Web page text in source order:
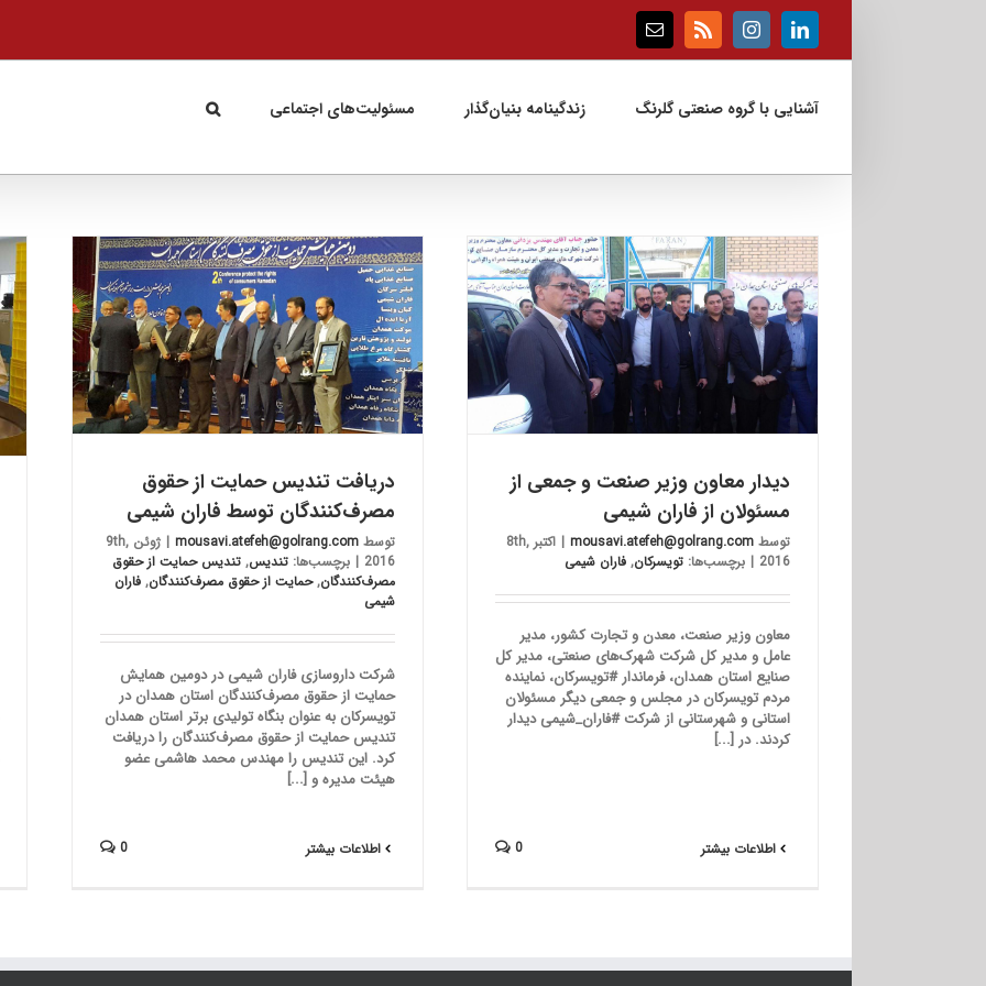
LinkedIn
Instagram
Rss
Email
آشنایی با گروه صنعتی گلرنگ زندگینامه بنیان‌گذار مسئولیت‌های اجتماعی
دیدار معاون وزیر صنعت و جمعی از مسئولان از
فاران شیمی
شرکت‌ها
دیدار معاون وزیر صنعت و جمعی از
مسئولان از فاران شیمی
توسط mousavi.atefeh@golrang.com
|
اکتبر 8th,
2016
| برچسب‌ها: تویسرکان, فاران شیمی
معاون وزیر صنعت، معدن و تجارت کشور، مدیر
عامل و مدیر کل شرکت شهرک‌های صنعتی، مدیر کل
صنایع استان همدان، فرماندار #تویسرکان، نماینده
مردم تویسرکان در مجلس و جمعی دیگر مسئولان
استانی و شهرستانی از شرکت #فاران_شیمی دیدار
کردند. در [...]
اطلاعات بیشتر 0
دریافت تندیس حمایت از حقوق
مصرف‌کنندگان توسط فاران شیمی
توسط mousavi.atefeh@golrang.com
|
ژوئن 9th,
2016
| برچسب‌ها: تندیس, تندیس حمایت از حقوق
مصرف‌کنندگان,حمایت از حقوق مصرف‌کنندگان, فاران
شیمی
شرکت داروسازی فاران شیمی در دومین همایش
حمایت از حقوق مصرف‌کنندگان استان همدان در
تویسرکان به عنوان بنگاه تولیدی برتر استان همدان
تندیس حمایت از حقوق مصرف‌کنندگان را دریافت
کرد. این تندیس را مهندس محمد هاشمی عضو
هیئت مدیره و [...]
اطلاعات بیشتر 0